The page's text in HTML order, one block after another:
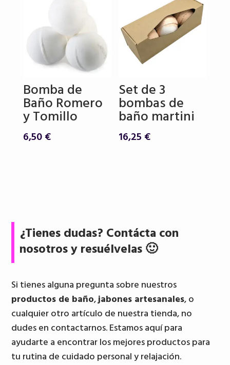
Bomba de
Baño Romero
y Tomillo
6,50€
Set de 3
bombas de
baño martini
16,25 €
¿Tienes dudas? Contácta con
nosotros y resuélvelas 🙂
Si tienes alguna pregunta sobre nuestros
productos de baño,jabones artesanales, o
cualquier otro artículo de nuestra tienda, no
dudes en contactarnos. Estamos aquí para
ayudarte a encontrar los mejores productos para
tu rutina de cuidado personal y relajación.